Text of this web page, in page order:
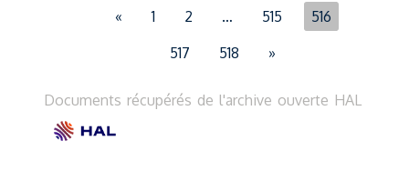
« 1 2 … 515
516
517
518 »
Documents récupérés de l'archive ouverte HAL